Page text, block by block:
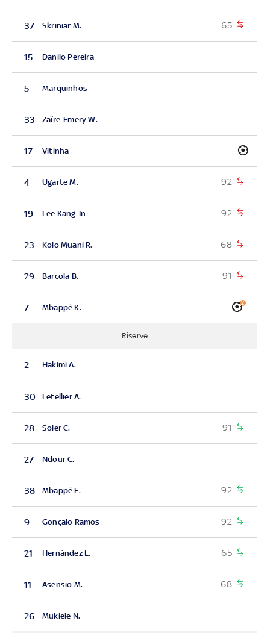
37 Skriniar M. 65'
15 Danilo Pereira
5 Marquinhos
33 Zaïre-Emery W.
17 Vitinha
4 Ugarte M. 92'
19 Lee Kang-In 92'
23 Kolo Muani R. 68'
29 Barcola B. 91'
7 Mbappé K. 2
Riserve
2 Hakimi A.
30 Letellier A.
28 Soler C. 91'
27 Ndour C.
38 Mbappé E. 92'
9 Gonçalo Ramos 92'
21 Hernández L. 65'
11 Asensio M. 68'
26 Mukiele N.